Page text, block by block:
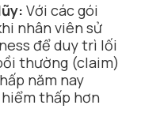
Với các gói
nhân viên sử
để duy trì lối
thường (claim)
năm nay
thấp hơn